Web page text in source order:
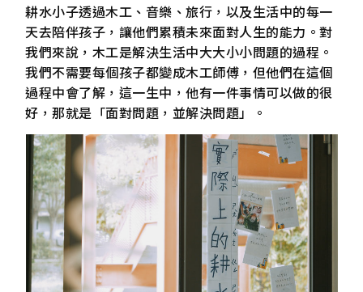
耕水小子透過木工、音樂、旅行，以及生活中的每一
天去陪伴孩子，讓他們累積未來面對人生的能力。對
我們來說，木工是解決生活中大大小小問題的過程。
我們不需要每個孩子都變成木工師傅，但他們在這個
過程中會了解，這一生中，他有一件事情可以做的很
好，那就是「面對問題，並解決問題」。